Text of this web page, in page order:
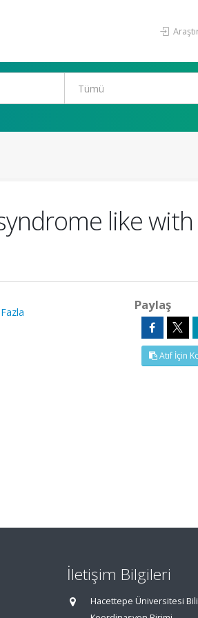
like
Paylaş
Atıf İçin
İletişim Bilgileri
Hacettepe Üniversitesi